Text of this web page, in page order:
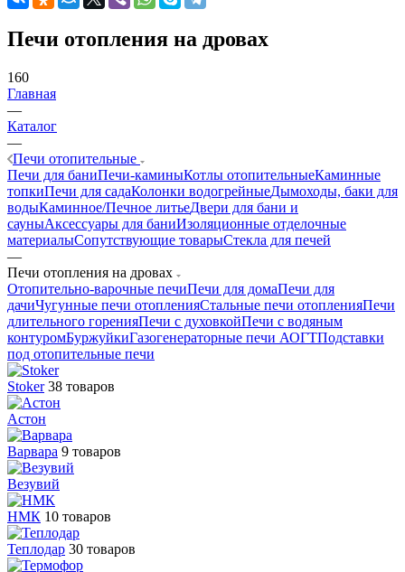
Печи отопления на дровах
160
Главная
—
Каталог
—
Печи отопительные
Печи для баниПечи-каминыКотлы отопительныеКаминные
топкиПечи для садаКолонки водогрейныеДымоходы, баки для
водыКаминное/Печное литьеДвери для бани и
сауныАксессуары для баниИзоляционные отделочные
материалыСопутствующие товарыСтекла для печей
—
Печи отопления на дровах
Отопительно-варочные печиПечи для домаПечи для
дачиЧугунные печи отопленияСтальные печи отопленияПечи
длительного горенияПечи с духовкойПечи с водяным
контуромБуржуйкиГазогенераторные печи АОГТПодставки
под отопительные печи
Stoker 38 товаров
Астон
Варвара 9 товаров
Везувий
НМК 10 товаров
Теплодар 30 товаров